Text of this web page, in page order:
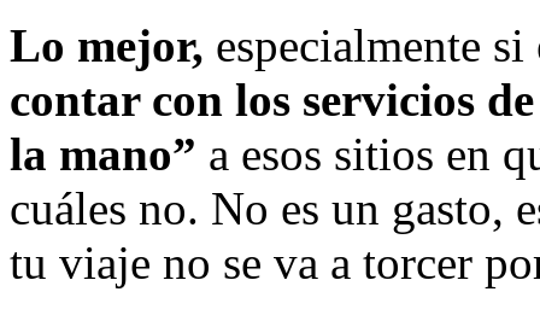
Lo mejor, especialmente
contar con los servicios
la mano” a esos sitios en
cuáles no. No es un gasto,
tu viaje no se va a torcer